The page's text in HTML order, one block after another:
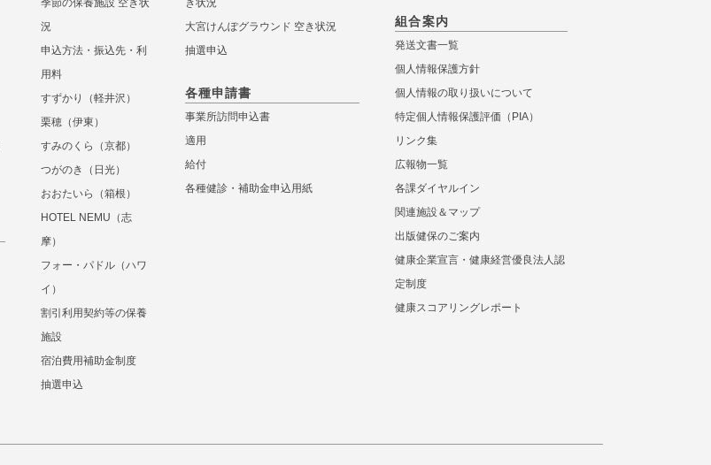
季節の保養施設 空き状
況
申込方法・振込先・利
用料
すずかり（軽井沢）
栗穂（伊東）
すみのくら（京都）
つがのき（日光）
おおたいら（箱根）
HOTEL NEMU（志
摩）
フォー・パドル（ハワ
イ）
割引利用契約等の保養
施設
宿泊費用補助金制度
抽選申込
き状況
大宮けんぽグラウンド 空き状況
抽選申込
各種申請書
事業所訪問申込書
適用
給付
各種健診・補助金申込用紙
組合案内
発送文書一覧
個人情報保護方針
個人情報の取り扱いについて
特定個人情報保護評価（PIA）
リンク集
広報物一覧
各課ダイヤルイン
関連施設＆マップ
出版健保のご案内
健康企業宣言・健康経営優良法人認
定制度
健康スコアリングレポート